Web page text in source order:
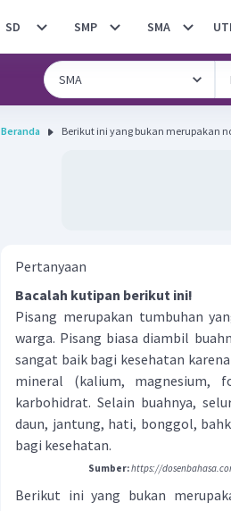
SD SMP SMA
Beranda Berikut ini yang bukan merupakan
Pertanyaan
Bacalah kutipan berikut ini!
Pisang merupakan tumbuhan
warga. Pisang biasa diambil
sangat baik bagi kesehatan
mineral (kalium, magnesium,
karbohidrat. Selain buahnya,
daun, jantung, hati, bonggol,
bagi kesehatan.
Sumber:https://
Berikut ini yang bukan